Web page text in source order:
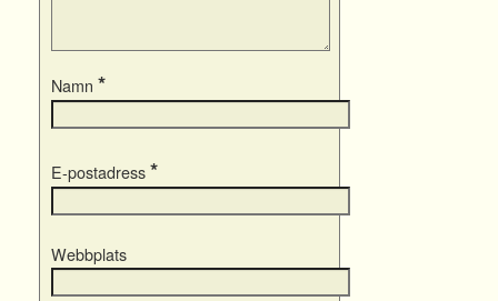
Namn *
E-postadress *
Webbplats